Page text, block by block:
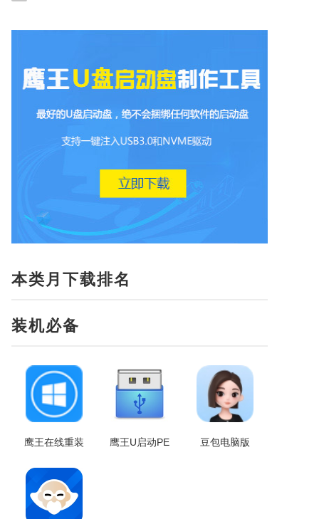
本类月下载排名
装机必备
鹰王在线重装 鹰王U启动PE 豆包电脑版